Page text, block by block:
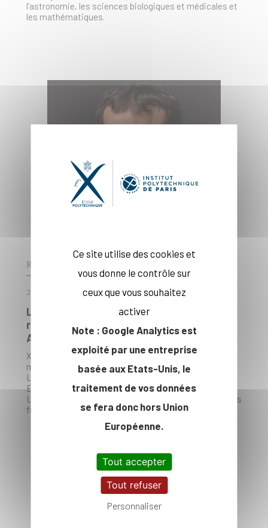
l’astronomie, les sciences biologiques et médicales et
les mathématiques.
RECHERCHE
27.05.26
Le mathématicien Martin Leguil
récompensé par le Lounsbery 250 Years
Award
X2009 et Professeur Monge au Centre de
mathématiques Laurent Schwartz (CMLS*), Martin
Leguil et son collègue Davi Obata, qui travaille aux
Etats-Unis, ont reçu à l’Académie des sciences le
Lounsbery 250 Years Award, créé pour célébrer les liens
franco-américains en sciences.
Ce site utilise des cookies et
vous donne le contrôle sur
ceux que vous souhaitez
activer
Note : Google Analytics est
exploité par une entreprise
basée aux Etats-Unis, le
traitement de vos données
se fera donc hors Union
Européenne.
Tout accepter
Tout refuser
Personnaliser